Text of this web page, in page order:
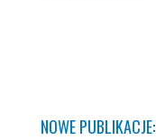
NOWE PUBLIKACJE: